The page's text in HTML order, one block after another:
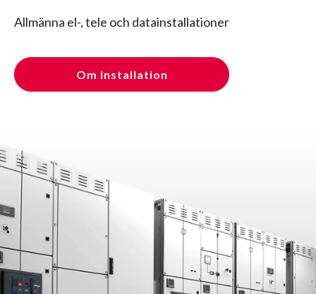
Allmänna el-, tele och datainstallationer
Om Installation